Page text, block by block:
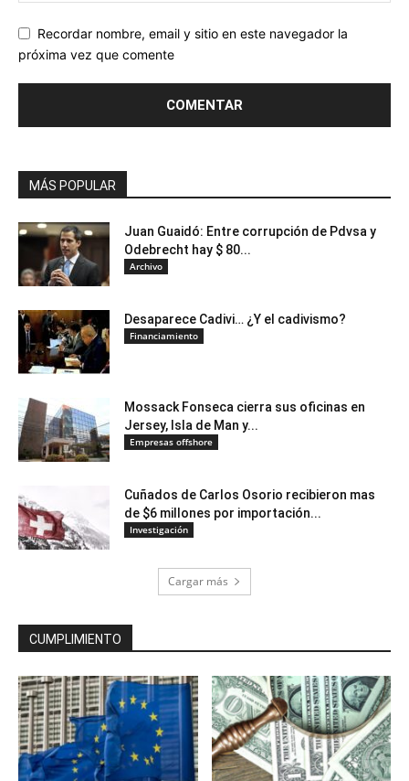
Recordar nombre, email y sitio en este navegador la
próxima vez que comente
MÁS POPULAR
Juan Guaidó: Entre corrupción de Pdvsa y
Odebrecht hay $ 80...
Archivo
Desaparece Cadivi… ¿Y el cadivismo?
Financiamiento
Mossack Fonseca cierra sus oficinas en
Jersey, Isla de Man y...
Empresas offshore
Cuñados de Carlos Osorio recibieron mas
de $6 millones por importación...
Investigación
Cargar más
CUMPLIMIENTO